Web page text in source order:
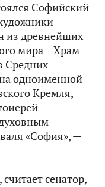
Софийский
из древнейших
мира – Храм
Средних
одноименной
Кремля,
«София», —
сенатор,